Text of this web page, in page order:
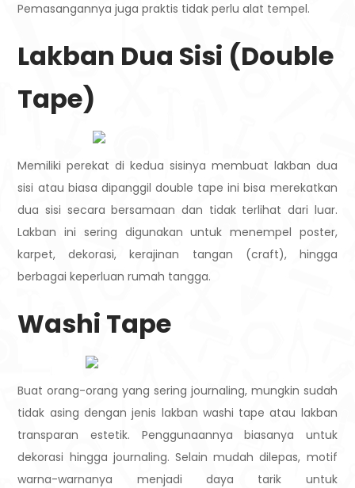
Pemasangannya juga praktis tidak perlu alat tempel.
Lakban Dua Sisi (Double
Tape)
Memiliki perekat di kedua sisinya membuat lakban dua
sisi atau biasa dipanggil double tape ini bisa merekatkan
dua sisi secara bersamaan dan tidak terlihat dari luar.
Lakban ini sering digunakan untuk menempel poster,
karpet, dekorasi, kerajinan tangan (craft), hingga
berbagai keperluan rumah tangga.
Washi Tape
Buat orang-orang yang sering journaling, mungkin sudah
tidak asing dengan jenis lakban washi tape atau lakban
transparan estetik. Penggunaannya biasanya untuk
dekorasi hingga journaling. Selain mudah dilepas, motif
warna-warnanya menjadi daya tarik untuk